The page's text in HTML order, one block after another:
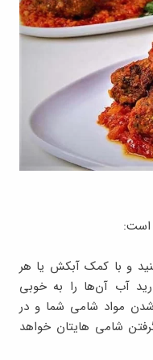
است:
کنید و با کمک آبکش یا هر
آب آن‌ها را به خوبی
شدن مواد شامی شما و در
شامی هایتان خواهد